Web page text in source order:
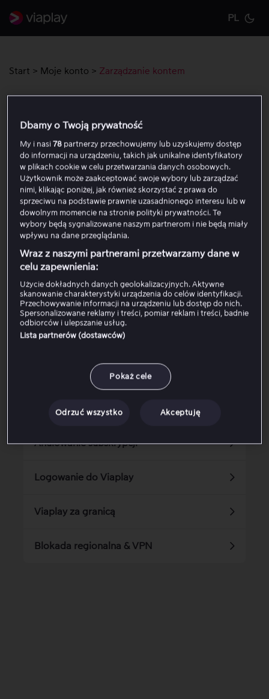
PL
Start > Moje konto > Zarządzanie kontem
Z powodu zamknięcia serwisu Viaplay w Polsce 30
czerwca, obecnie nie można wprowadzać żadnych zmian
w „Moim koncie”. Jeśli potrzebujesz pomocy z
aktualizacjami subskrypcji lub konta, skontaktuj się z
obsługą klienta za pomocą łącza w dolnej części tej
strony.
Dotyczy to na przykład anulowania rezerwacji, zmiany
pakietu i aktualizacji niektórych informacji o koncie.
Czy ten artykuł jest pomocny?
Anulowanie subskrypcji
Logowanie do Viaplay
Viaplay za granicą
Blokada regionalna & VPN
Dbamy o Twoją prywatność
My i nasi78 partnerzy przechowujemy lub uzyskujemy dostęp
do informacji na urządzeniu, takich jak unikalne identyfikatory
w plikach cookie w celu przetwarzania danych osobowych.
Użytkownik może zaakceptować swoje wybory lub zarządzać
nimi, klikając poniżej, jak również skorzystać z prawa do
sprzeciwu na podstawie prawnie uzasadnionego interesu lub w
dowolnym momencie na stronie polityki prywatności. Te
wybory będą sygnalizowane naszym partnerom i nie będą miały
wpływu na dane przeglądania.
Wraz z naszymi partnerami przetwarzamy dane w
celu zapewnienia:
Użycie dokładnych danych geolokalizacyjnych. Aktywne
skanowanie charakterystyki urządzenia do celów identyfikacji.
Przechowywanie informacji na urządzeniu lub dostęp do nich.
Spersonalizowane reklamy i treści, pomiar reklam i treści, badnie
odbiorców i ulepszanie usług.
Lista partnerów (dostawców)
Pokaż cele
Odrzuć wszystko Akceptuję